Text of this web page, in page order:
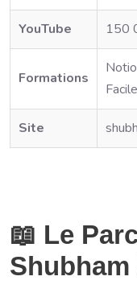
YouTube 150
Formations
Facile
Site
📖 Le
Shubham